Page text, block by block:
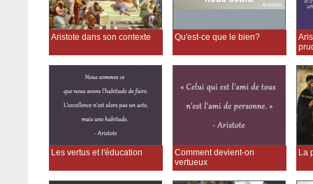
Aristote dans son contexte Qu'est-ce que le bien?
Les vertus et l'éducation
Comment devient-on
vertueux
La